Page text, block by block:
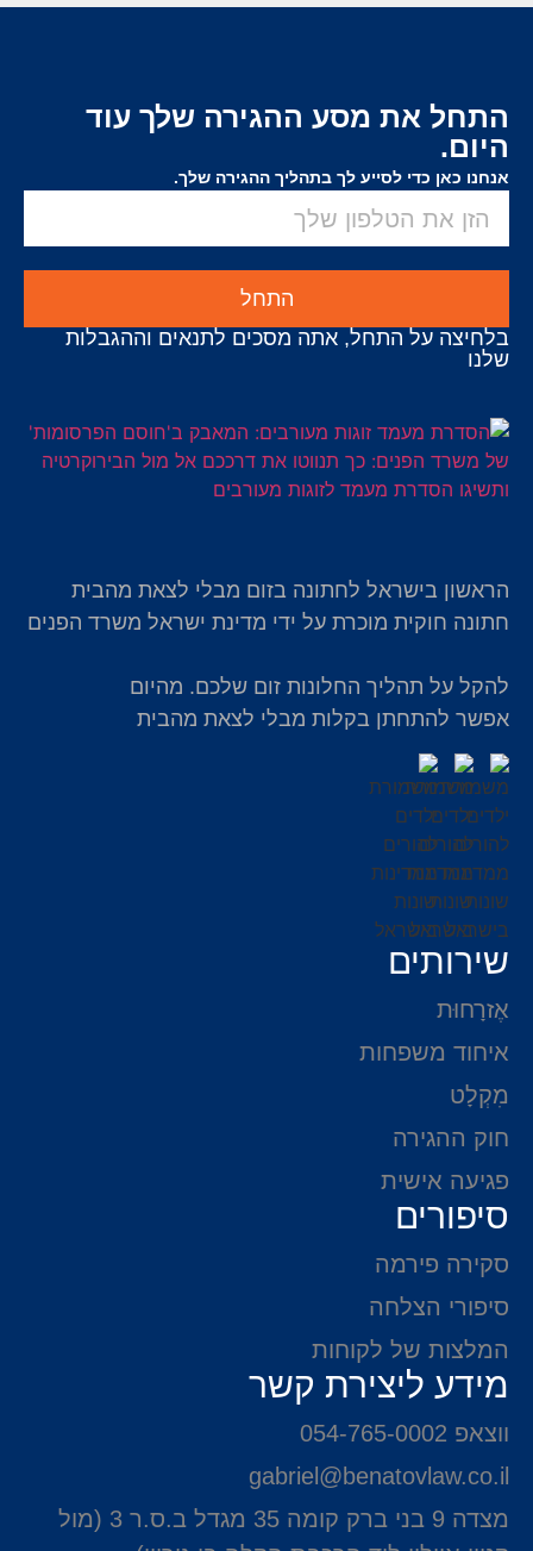
התחל את מסע ההגירה שלך עוד
היום.
אנחנו כאן כדי לסייע לך בתהליך ההגירה שלך.
התחל
בלחיצה על התחל, אתה מסכים לתנאים וההגבלות
שלנו
הראשון בישראל לחתונה בזום מבלי לצאת מהבית
חתונה חוקית מוכרת על ידי מדינת ישראל משרד הפנים
להקל על תהליך החלונות זום שלכם. מהיום
אפשר להתחתן בקלות מבלי לצאת מהבית
שירותים
אֶזרָחוּת
איחוד משפחות
מִקְלָט
חוק ההגירה
פגיעה אישית
סיפורים
סקירה פירמה
סיפורי הצלחה
המלצות של לקוחות
מידע ליצירת קשר
ווצאפ 054-765-0002
gabriel@benatovlaw.co.il
מצדה 9 בני ברק קומה 35 מגדל ב.ס.ר 3 (מול